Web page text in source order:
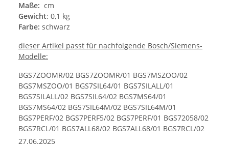
Maße: cm
Gewicht: 0,1 kg
Farbe: schwarz
dieser Artikel passt für nachfolgende Bosch/Siemens-
Modelle:
BGS7ZOOMR/02 BGS7ZOOMR/01 BGS7MSZOO/02
BGS7MSZOO/01 BGS7SIL64/01 BGS7SILALL/01
BGS7SILALL/02 BGS7SIL64/02 BGS7MS64/01
BGS7MS64/02 BGS7SIL64M/02 BGS7SIL64M/01
BGS7PERF/02 BGS7PERF5/02 BGS7PERF/01 BGS72058/02
BGS7RCL/01 BGS7ALL68/02 BGS7ALL68/01 BGS7RCL/02
BGS7PRO1/02 BGS7PET/02 BGC7SIL64M/02
27.06.2025